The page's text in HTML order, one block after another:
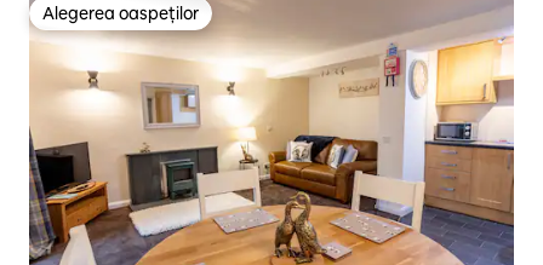
Alegerea oaspeților
Alegerea oaspeților